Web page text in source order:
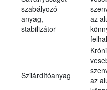
szabályozó
anyag,
stabilizátor
az
Szilárdítóanyag
az